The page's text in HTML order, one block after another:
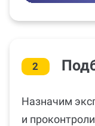
2
Назначим
и